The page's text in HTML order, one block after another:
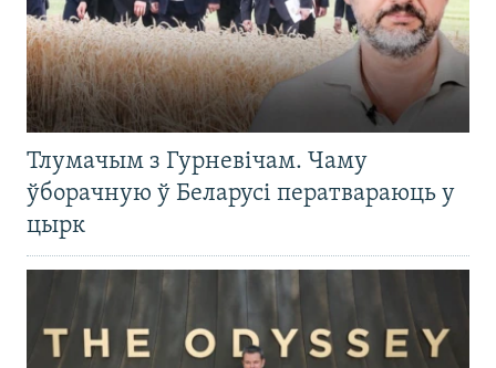
Тлумачым з Гурневічам. Чаму
ўборачную ў Беларусі ператвараюць у
цырк